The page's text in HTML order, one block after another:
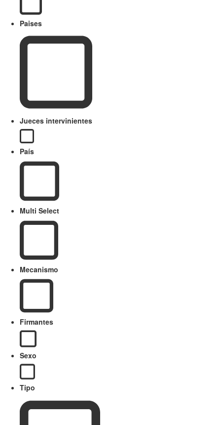
Paises
Jueces intervinientes
País
Multi Select
Mecanismo
Firmantes
Sexo
Tipo